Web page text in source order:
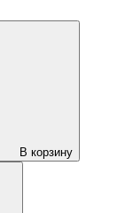
В корзину